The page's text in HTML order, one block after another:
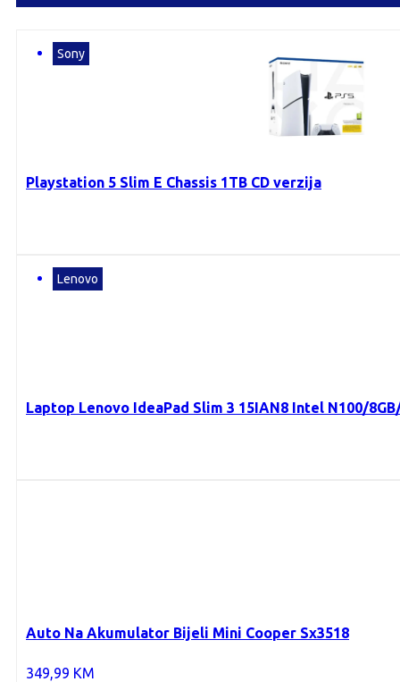
Sony
Playstation 5 Slim E Chassis 1TB CD verzija
Lenovo
Laptop Lenovo IdeaPad Slim 3 15IAN8 Intel N100/
Auto Na Akumulator Bijeli Mini Cooper Sx3518
349,99 KM